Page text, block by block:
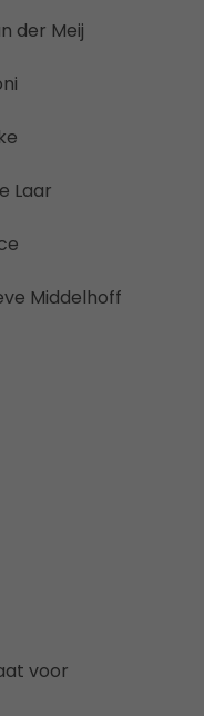
der Meij
Laar
Middelhoff
voor